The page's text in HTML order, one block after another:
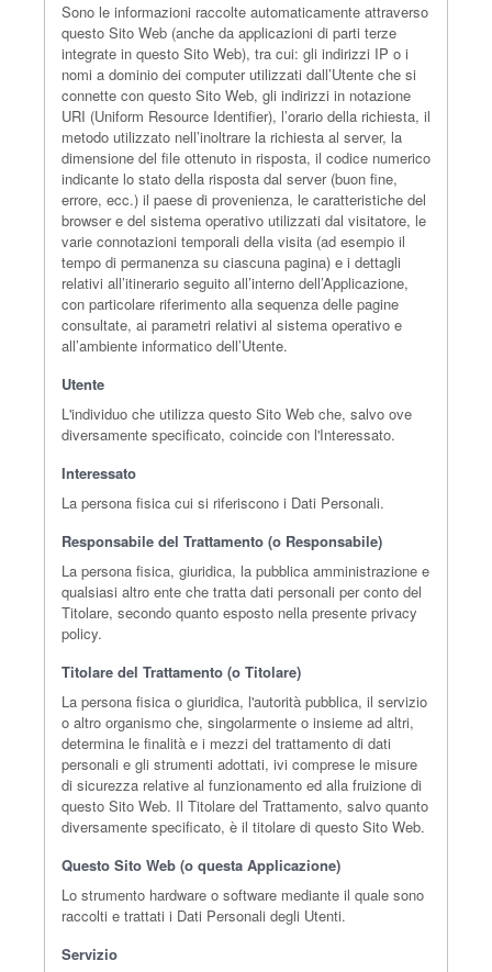
Sono le informazioni raccolte automaticamente attraverso
questo Sito Web (anche da applicazioni di parti terze
integrate in questo Sito Web), tra cui: gli indirizzi IP o i
nomi a dominio dei computer utilizzati dall’Utente che si
connette con questo Sito Web, gli indirizzi in notazione
URI (Uniform Resource Identifier), l’orario della richiesta, il
metodo utilizzato nell’inoltrare la richiesta al server, la
dimensione del file ottenuto in risposta, il codice numerico
indicante lo stato della risposta dal server (buon fine,
errore, ecc.) il paese di provenienza, le caratteristiche del
browser e del sistema operativo utilizzati dal visitatore, le
varie connotazioni temporali della visita (ad esempio il
tempo di permanenza su ciascuna pagina) e i dettagli
relativi all’itinerario seguito all’interno dell’Applicazione,
con particolare riferimento alla sequenza delle pagine
consultate, ai parametri relativi al sistema operativo e
all’ambiente informatico dell’Utente.
Utente
L'individuo che utilizza questo Sito Web che, salvo ove
diversamente specificato, coincide con l'Interessato.
Interessato
La persona fisica cui si riferiscono i Dati Personali.
Responsabile del Trattamento (o Responsabile)
La persona fisica, giuridica, la pubblica amministrazione e
qualsiasi altro ente che tratta dati personali per conto del
Titolare, secondo quanto esposto nella presente privacy
policy.
Titolare del Trattamento (o Titolare)
La persona fisica o giuridica, l'autorità pubblica, il servizio
o altro organismo che, singolarmente o insieme ad altri,
determina le finalità e i mezzi del trattamento di dati
personali e gli strumenti adottati, ivi comprese le misure
di sicurezza relative al funzionamento ed alla fruizione di
questo Sito Web. Il Titolare del Trattamento, salvo quanto
diversamente specificato, è il titolare di questo Sito Web.
Questo Sito Web (o questa Applicazione)
Lo strumento hardware o software mediante il quale sono
raccolti e trattati i Dati Personali degli Utenti.
Servizio